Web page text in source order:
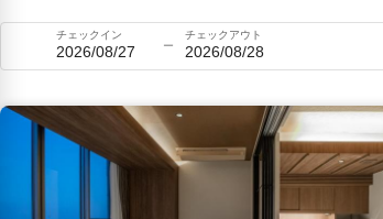
チェックイン
2026/08/27
チェックアウト
2026/08/28